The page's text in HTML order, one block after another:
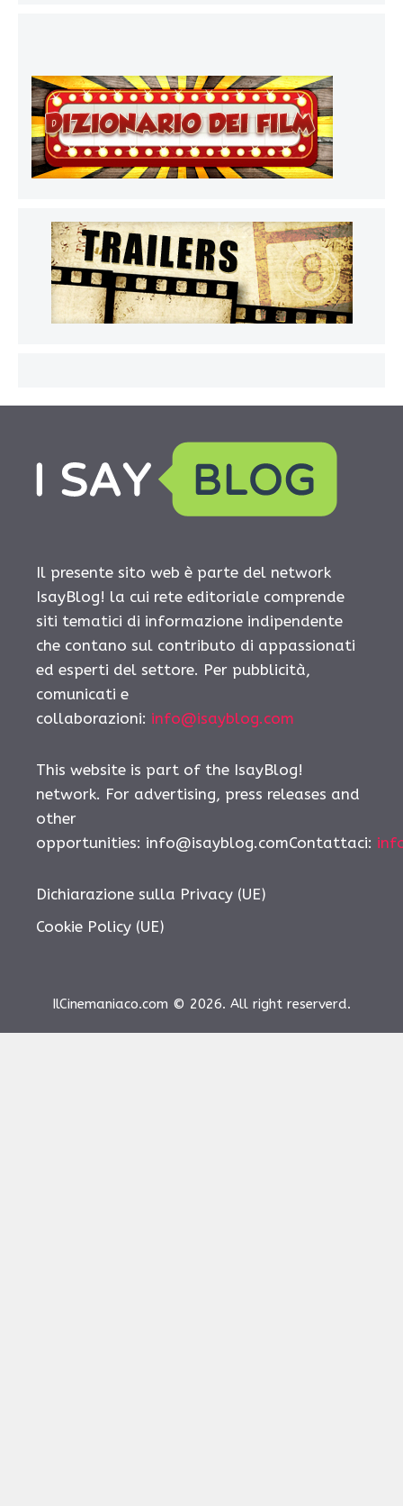
Il presente sito web è parte del network
IsayBlog! la cui rete editoriale comprende
siti tematici di informazione indipendente
che contano sul contributo di appassionati
ed esperti del settore. Per pubblicità,
comunicati e
collaborazioni: info@isayblog.com
This website is part of the IsayBlog!
network. For advertising, press releases and
other
opportunities: info@isayblog.comContattaci:
Dichiarazione sulla Privacy (UE)
Cookie Policy (UE)
IlCinemaniaco.com © 2026. All right reserverd.